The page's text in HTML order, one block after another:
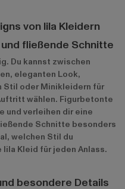
von lila Kleidern
fließende Schnitte
Du kannst zwischen
eleganten Look,
Stil oder Minikleidern für
wählen. Figurbetonte
und verleihen dir eine
Schnitte besonders
welchen Stil du
Kleid für jeden Anlass.
besondere Details